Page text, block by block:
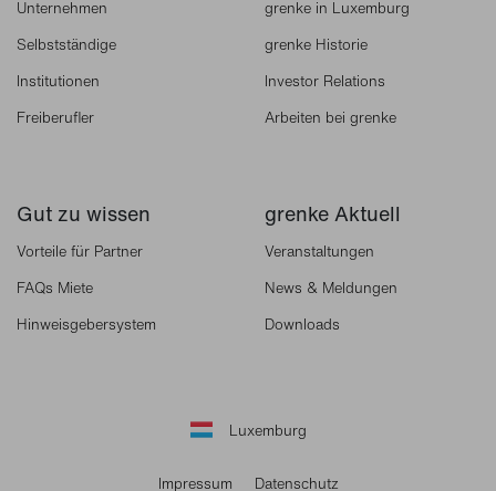
Unternehmen
Selbstständige
Institutionen
Freiberufler
grenke in Luxemburg
grenke Historie
Investor Relations
Arbeiten bei grenke
Gut zu wissen
Vorteile für Partner
FAQs Miete
Hinweisgebersystem
grenke Aktuell
Veranstaltungen
News & Meldungen
Downloads
Luxemburg
Impressum Datenschutz